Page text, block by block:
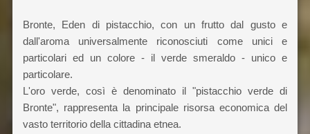
Bronte, Eden di pistacchio, con un frutto dal gusto e
dall'aroma universalmente riconosciuti come unici e
particolari ed un colore - il verde smeraldo - unico e
particolare.
L'oro verde, così è denominato il "pistacchio verde di
Bronte", rappresenta la principale risorsa economica del
vasto territorio della cittadina etnea.